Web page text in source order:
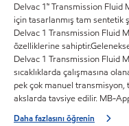
Delvac 1™ Transmission Fluid
için tasarlanmış tam sentetik
Delvac 1 Transmission Fluid
özelliklerine
Delvac 1 Transmission Fluid
sıcaklıklarda çalışmasına
pek çok manuel
akslarda tavsiye edilir. MB-
Daha fazlasını öğrenin